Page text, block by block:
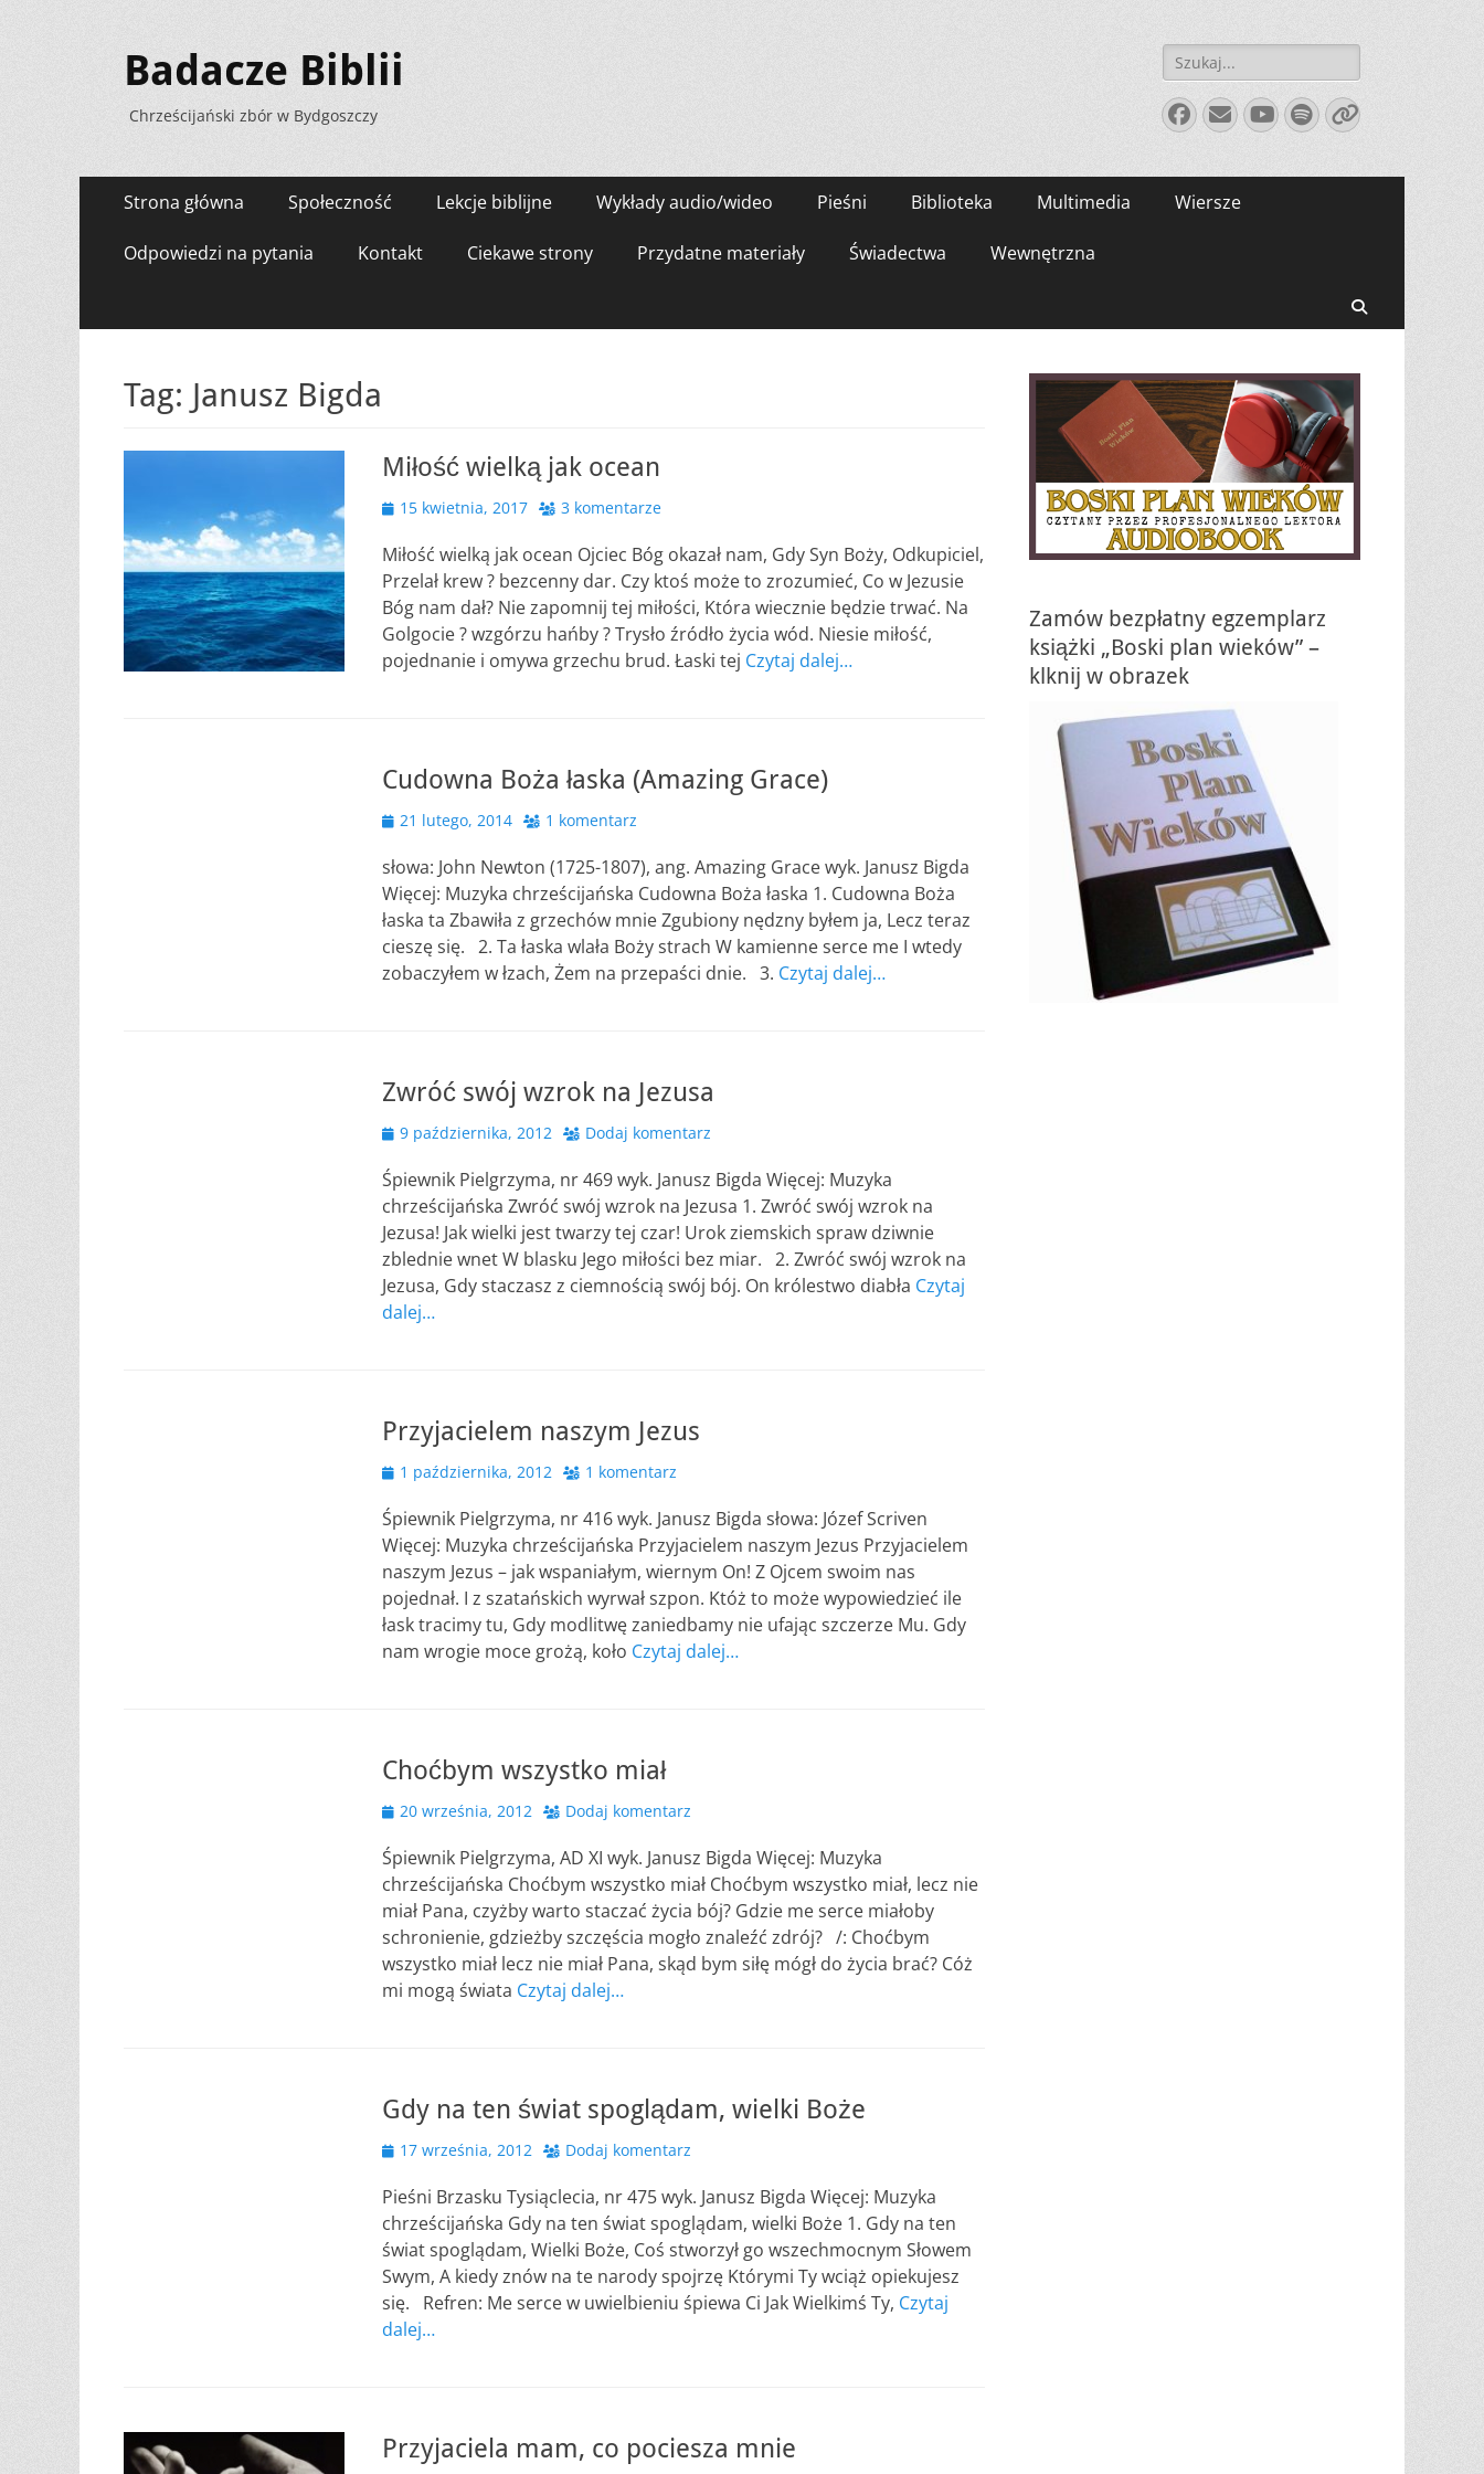
Badacze Biblii
Chrześcijański zbór w Bydgoszczy
Szukaj:
Facebook
E-
mail
YouTube
Spotify
Link
Menu
zawartości
Strona główna Społeczność Lekcje biblijne Wykłady audio/wideo Pieśni Biblioteka Multimedia Wiersze
Odpowiedzi na pytania Kontakt Ciekawe strony Przydatne materiały Świadectwa Wewnętrzna
Tag: Janusz Bigda
Miłość wielką jak ocean
Opublikowano
15 kwietnia, 2017 3 komentarze
Miłość wielką jak ocean Ojciec Bóg okazał nam, Gdy Syn Boży, Odkupiciel,
Przelał krew ? bezcenny dar. Czy ktoś może to zrozumieć, Co w Jezusie
Bóg nam dał? Nie zapomnij tej miłości, Która wiecznie będzie trwać. Na
Golgocie ? wzgórzu hańby ? Trysło źródło życia wód. Niesie miłość,
pojednanie i omywa grzechu brud. Łaski tej Czytaj dalej…
Cudowna Boża łaska (Amazing Grace)
Opublikowano
21 lutego, 2014 1 komentarz
słowa: John Newton (1725-1807), ang. Amazing Grace wyk. Janusz Bigda
Więcej: Muzyka chrześcijańska Cudowna Boża łaska 1. Cudowna Boża
łaska ta Zbawiła z grzechów mnie Zgubiony nędzny byłem ja, Lecz teraz
cieszę się. 2. Ta łaska wlała Boży strach W kamienne serce me I wtedy
zobaczyłem w łzach, Żem na przepaści dnie. 3. Czytaj dalej…
Zwróć swój wzrok na Jezusa
Opublikowano
9 października, 2012 Dodaj komentarz
Śpiewnik Pielgrzyma, nr 469 wyk. Janusz Bigda Więcej: Muzyka
chrześcijańska Zwróć swój wzrok na Jezusa 1. Zwróć swój wzrok na
Jezusa! Jak wielki jest twarzy tej czar! Urok ziemskich spraw dziwnie
zblednie wnet W blasku Jego miłości bez miar. 2. Zwróć swój wzrok na
Jezusa, Gdy staczasz z ciemnością swój bój. On królestwo diabła Czytaj
dalej…
Przyjacielem naszym Jezus
Opublikowano
1 października, 2012 1 komentarz
Śpiewnik Pielgrzyma, nr 416 wyk. Janusz Bigda słowa: Józef Scriven
Więcej: Muzyka chrześcijańska Przyjacielem naszym Jezus Przyjacielem
naszym Jezus – jak wspaniałym, wiernym On! Z Ojcem swoim nas
pojednał. I z szatańskich wyrwał szpon. Któż to może wypowiedzieć ile
łask tracimy tu, Gdy modlitwę zaniedbamy nie ufając szczerze Mu. Gdy
nam wrogie moce grożą, koło Czytaj dalej…
Choćbym wszystko miał
Opublikowano
20 września, 2012 Dodaj komentarz
Śpiewnik Pielgrzyma, AD XI wyk. Janusz Bigda Więcej: Muzyka
chrześcijańska Choćbym wszystko miał Choćbym wszystko miał, lecz nie
miał Pana, czyżby warto staczać życia bój? Gdzie me serce miałoby
schronienie, gdzieżby szczęścia mogło znaleźć zdrój? /: Choćbym
wszystko miał lecz nie miał Pana, skąd bym siłę mógł do życia brać? Cóż
mi mogą świata Czytaj dalej…
Gdy na ten świat spoglądam, wielki Boże
Opublikowano
17 września, 2012 Dodaj komentarz
Pieśni Brzasku Tysiąclecia, nr 475 wyk. Janusz Bigda Więcej: Muzyka
chrześcijańska Gdy na ten świat spoglądam, wielki Boże 1. Gdy na ten
świat spoglądam, Wielki Boże, Coś stworzył go wszechmocnym Słowem
Swym, A kiedy znów na te narody spojrzę Którymi Ty wciąż opiekujesz
się. Refren: Me serce w uwielbieniu śpiewa Ci Jak Wielkimś Ty, Czytaj
dalej…
Przyjaciela mam, co pociesza mnie
Zamów bezpłatny egzemplarz
książki „Boski plan wieków” –
klknij w obrazek